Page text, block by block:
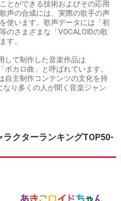
とができる技術およびその応用
声の合成には、実際の歌手の声
使います。歌声データには「初
のさまざまな「VOCALOIDの歌
す。
して制作した音楽作品は
ボカロ曲」と呼ばれています。
自主制作コンテンツの文化を持
なり多くの人が聞く音楽ジャン
クターランキングTOP50-